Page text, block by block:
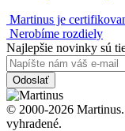
Martinus je
Nerobíme rozdiely
Najlepšie novinky sú
Odoslať
© 2000-2026
vyhradené.